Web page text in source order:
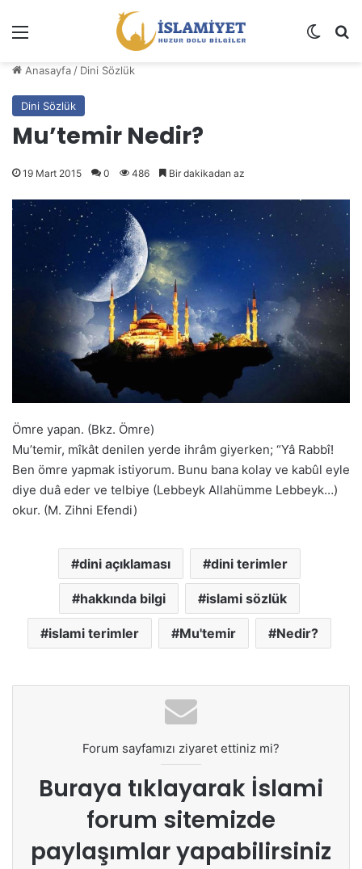
Dış
Anasayfa / Dini Sözlük
Dini Sözlük
Mu’temir Nedir?
19 Mart 2015 0 486 Bir dakikadan az
Ömre yapan. (Bkz. Ömre)
Mu’temir, mîkât denilen yerde ihrâm giyerken; “Yâ Rabbî!
Ben ömre yapmak istiyorum. Bunu bana kolay ve kabûl eyle
diye duâ eder ve telbiye (Lebbeyk Allahümme Lebbeyk…)
okur. (M. Zihni Efendi)
dini açıklaması dini terimler
hakkında bilgi islami sözlük
islami terimler Mu'temir Nedir?
Forum sayfamızı ziyaret ettiniz mi?
Buraya tıklayarak İslami
forum sitemizde
paylaşımlar yapabilirsiniz